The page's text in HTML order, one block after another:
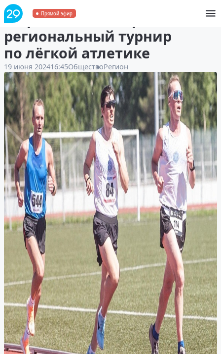
Прямой эфир
В Архангельске прошел
региональный турнир
по лёгкой атлетике
19 июня 202416:45ОбществоРегион